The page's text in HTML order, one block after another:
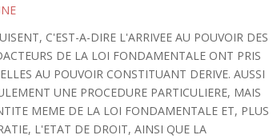
C'EST-A-DIRE L'ARRIVEE AU POUVOIR DES
DE LA LOI FONDAMENTALE ONT PRIS
AU POUVOIR CONSTITUANT DERIVE. AUSSI
UNE PROCEDURE PARTICULIERE, MAIS
MEME DE LA LOI FONDAMENTALE ET, PLUS
L'ETAT DE DROIT, AINSI QUE LA